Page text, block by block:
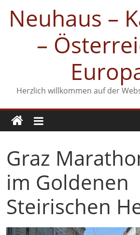
Inhalt
springen
Neuhaus –
–
Herzlich willkommen auf der
Graz
im Goldenen
Steirischen